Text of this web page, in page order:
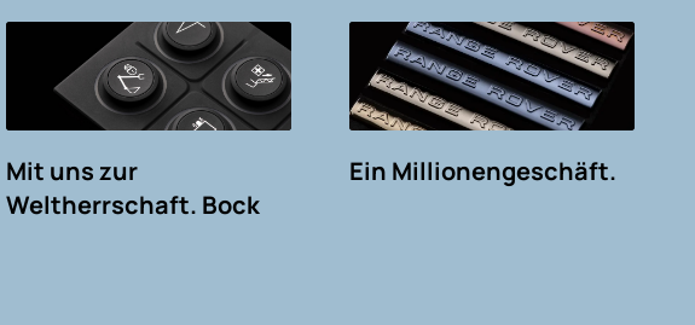
Mit uns zur
Weltherrschaft. Bock
Ein Millionengeschäft.